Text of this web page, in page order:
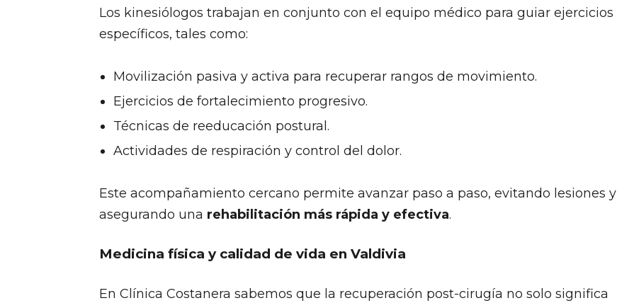
Los kinesiólogos trabajan en conjunto con el equipo médico para guiar ejercicios
específicos, tales como:
Movilización pasiva y activa para recuperar rangos de movimiento.
Ejercicios de fortalecimiento progresivo.
Técnicas de reeducación postural.
Actividades de respiración y control del dolor.
Este acompañamiento cercano permite avanzar paso a paso, evitando lesiones y
asegurando una rehabilitación más rápida y efectiva.
Medicina física y calidad de vida en Valdivia
En Clínica Costanera sabemos que la recuperación post-cirugía no solo significa